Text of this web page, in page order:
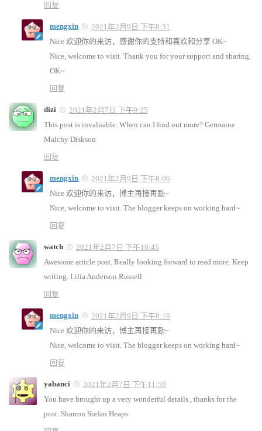
回复
mengxin
2021年2月9日 下午8:31
Nice 欢迎你的来访，感谢你的支持和喜欢和分享 OK~
Nice, welcome to visit. Thank you for your support and sharing.
OK~
回复
dizi
2021年2月7日 下午9:25
This post is invaluable. When can I find out more? Germaine
Malchy Diskson
回复
mengxin
2021年2月9日 下午8:06
Nice 欢迎你的来访，博主再接再励~
Nice, welcome to visit. The blogger keeps on working hard~
回复
watch
2021年2月7日 下午10:45
Awesome article post. Really looking forward to read more. Keep
writing. Lilia Anderson Russell
回复
mengxin
2021年2月9日 下午8:10
Nice 欢迎你的来访，博主再接再励~
Nice, welcome to visit. The blogger keeps on working hard~
回复
yabanci
2021年2月7日 下午11:59
You have brought up a very wonderful details , thanks for the
post. Sharron Stefan Heaps